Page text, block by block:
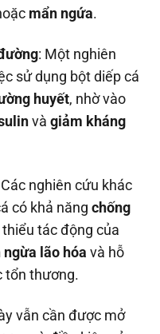
mẩn ngứa.
: Một nghiên
sử dụng bột diếp cá
huyết, nhờ vào
vàgiảm kháng
Các nghiên cứu khác
có khả năngchống
tác động của
ngừa lão hóa và hỗ
tổn thương.
vẫn cần được mở